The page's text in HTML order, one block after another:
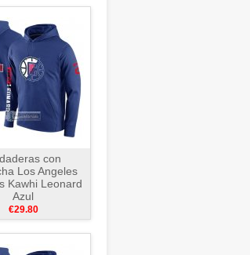
con
Los Angeles
Kawhi Leonard
Azul
€29.80